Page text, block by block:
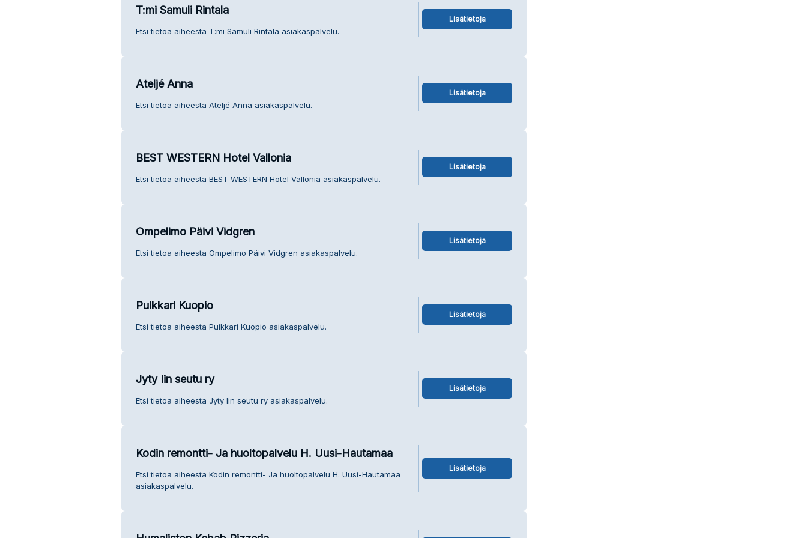
T:mi Samuli Rintala
Etsi tietoa aiheesta T:mi Samuli Rintala asiakaspalvelu.
Lisätietoja
Ateljé Anna
Etsi tietoa aiheesta Ateljé Anna asiakaspalvelu.
Lisätietoja
BEST WESTERN Hotel Vallonia
Etsi tietoa aiheesta BEST WESTERN Hotel Vallonia asiakaspalvelu.
Lisätietoja
Ompelimo Päivi Vidgren
Etsi tietoa aiheesta Ompelimo Päivi Vidgren asiakaspalvelu.
Lisätietoja
Puikkari Kuopio
Etsi tietoa aiheesta Puikkari Kuopio asiakaspalvelu.
Lisätietoja
Jyty Iin seutu ry
Etsi tietoa aiheesta Jyty Iin seutu ry asiakaspalvelu.
Lisätietoja
Kodin remontti- Ja huoltopalvelu H. Uusi-Hautamaa
Etsi tietoa aiheesta Kodin remontti- Ja huoltopalvelu H. Uusi-Hautamaa
asiakaspalvelu.
Lisätietoja